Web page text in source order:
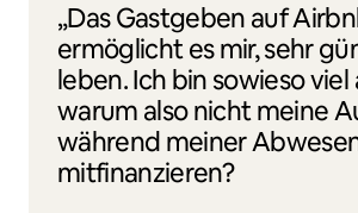
„Das Gastgeben auf
ermöglicht es mir, sehr
leben. Ich bin sowieso viel
warum also nicht meine
während meiner
mitfinanzieren?